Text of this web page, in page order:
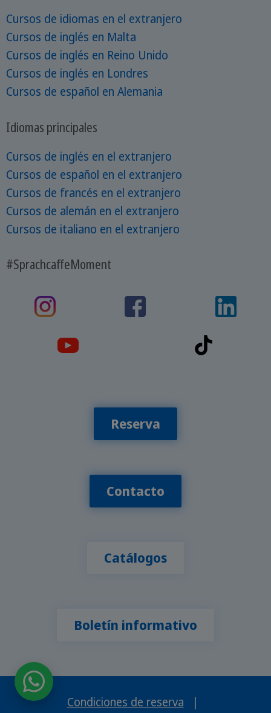
Cursos de idiomas en el extranjero
Cursos de inglés en Malta
Cursos de inglés en Reino Unido
Cursos de inglés en Londres
Cursos de español en Alemania
Idiomas principales
Cursos de inglés en el extranjero
Cursos de español en el extranjero
Cursos de francés en el extranjero
Cursos de alemán en el extranjero
Cursos de italiano en el extranjero
#SprachcaffeMoment
Reserva
Contacto
Catálogos
Boletín informativo
Condiciones de reserva
|